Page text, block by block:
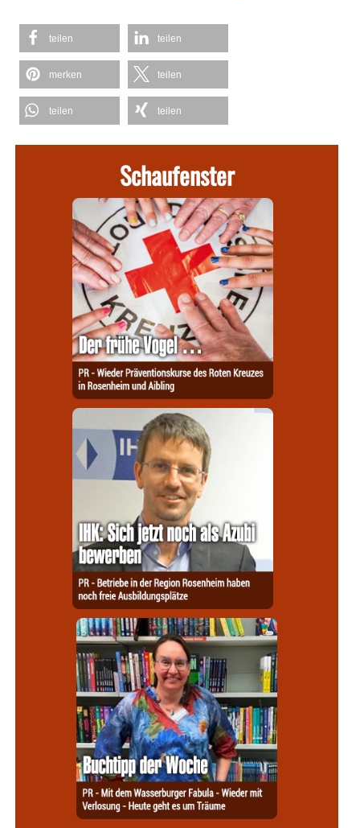
teilen teilen
merken teilen
teilen teilen
Schaufenster